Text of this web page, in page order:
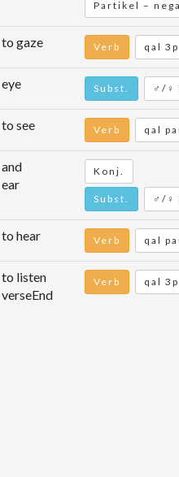
Partikel –
to gaze Verb qal 3p
eye Subst. ♂/♀
to see Verb qal
and
ear
Konj.
Subst. ♂/♀
to hear Verb qal
to listen
verseEnd
Verb qal 3p